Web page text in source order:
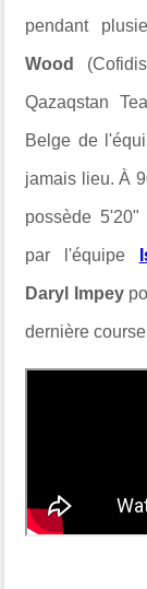
pendant
Wood
Qazaqstan
Belge de
jamais lieu. À
possède 5'20"
par l'équipe
Daryl Impey
dernière